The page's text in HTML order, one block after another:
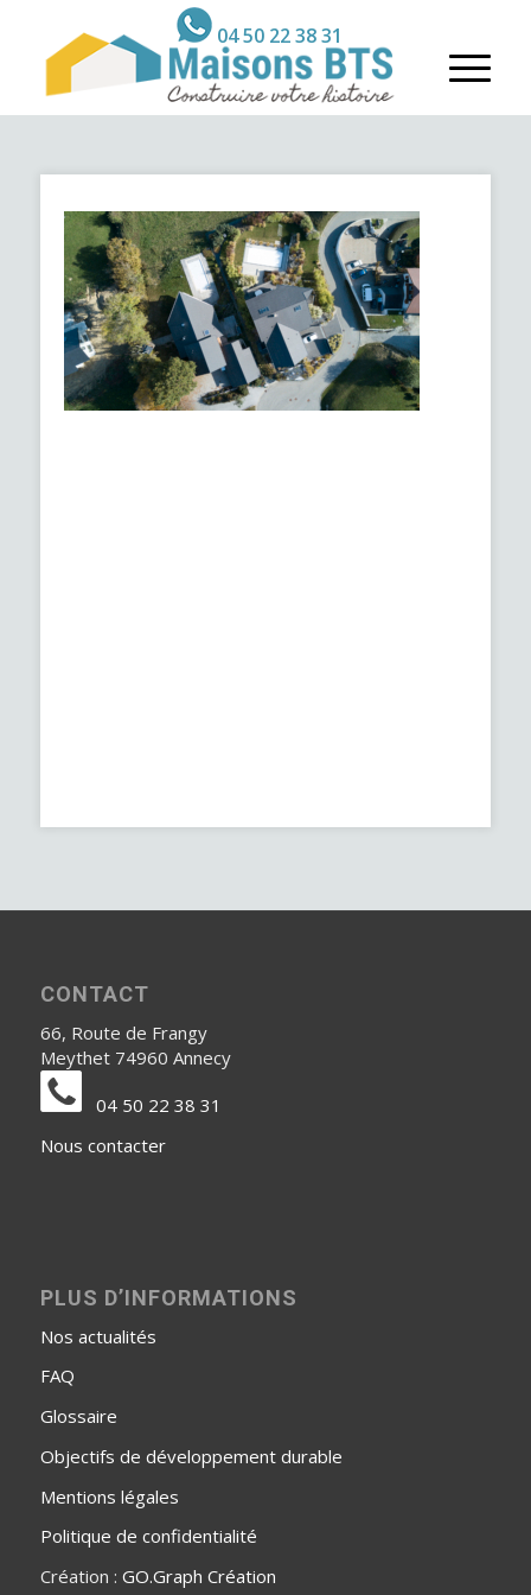
04 50 22 38 31
CONTACT
66, Route de Frangy
Meythet 74960 Annecy
04 50 22 38 31
Nous contacter
PLUS D’INFORMATIONS
Nos actualités
FAQ
Glossaire
Objectifs de développement durable
Mentions légales
Politique de confidentialité
Création : GO.Graph Création